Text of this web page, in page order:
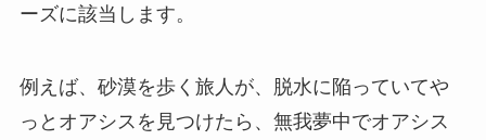
ーズに該当します。
例えば、砂漠を歩く旅人が、脱水に陥っていてや
っとオアシスを見つけたら、無我夢中でオアシス